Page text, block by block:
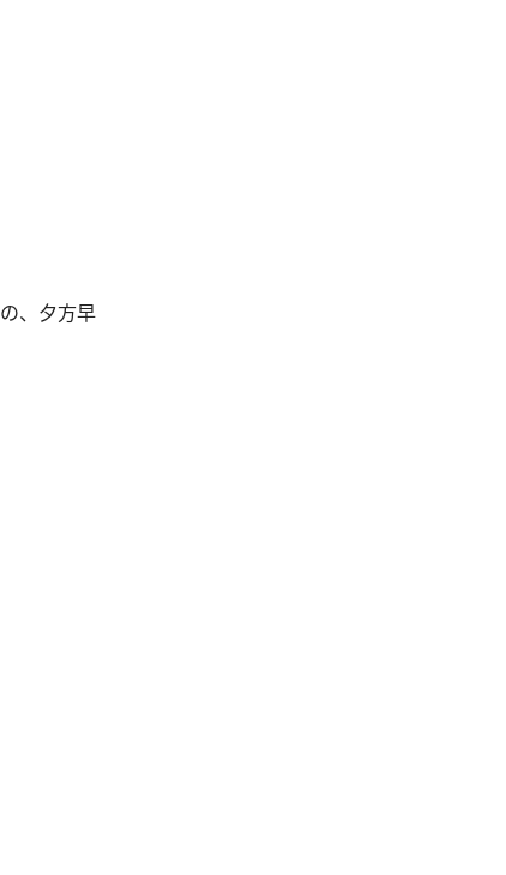
、夕方早